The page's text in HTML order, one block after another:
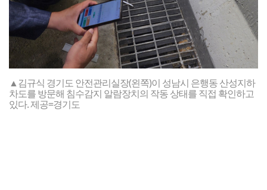
▲김규식 경기도 안전관리실장(왼쪽)이 성남시 은행동 산성지하
차도를 방문해 침수감지 알람장치의 작동 상태를 직접 확인하고
있다. 제공=경기도